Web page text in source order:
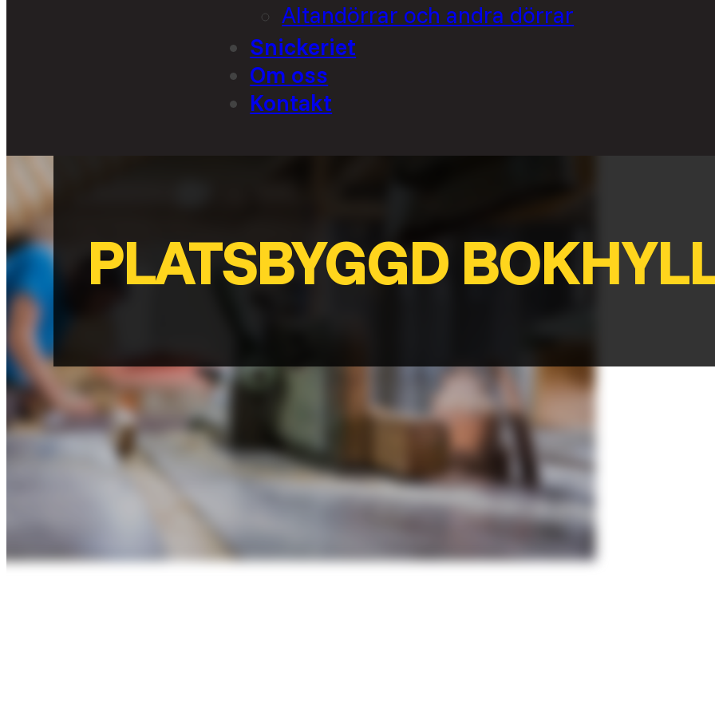
Altandörrar och andra dörrar
Snickeriet
Om oss
Kontakt
PLATSBYGGD